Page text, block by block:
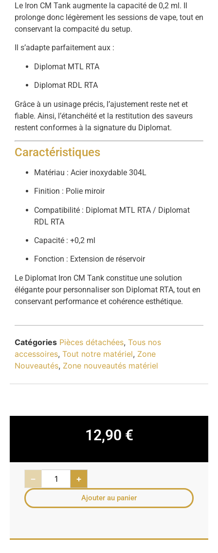
Le Iron CM Tank augmente la capacité de 0,2 ml. Il
prolonge donc légèrement les sessions de vape, tout en
conservant la compacité du setup.
Il s’adapte parfaitement aux :
Diplomat MTL RTA
Diplomat RDL RTA
Grâce à un usinage précis, l’ajustement reste net et
fiable. Ainsi, l’étanchéité et la restitution des saveurs
restent conformes à la signature du Diplomat.
Caractéristiques
Matériau : Acier inoxydable 304L
Finition : Polie miroir
Compatibilité : Diplomat MTL RTA / Diplomat
RDL RTA
Capacité : +0,2 ml
Fonction : Extension de réservoir
Le Diplomat Iron CM Tank constitue une solution
élégante pour personnaliser son Diplomat RTA, tout en
conservant performance et cohérence esthétique.
Catégories Pièces détachées, Tous nos
accessoires, Tout notre matériel, Zone
Nouveautés, Zone nouveautés matériel
12,90 €
− +
Ajouter au panier